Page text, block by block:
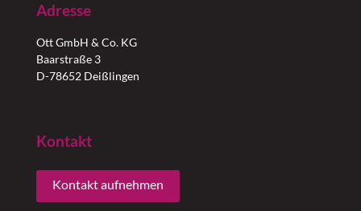
Adresse
Ott GmbH & Co. KG
Baarstraße 3
D-78652 Deißlingen
Kontakt
Kontakt aufnehmen